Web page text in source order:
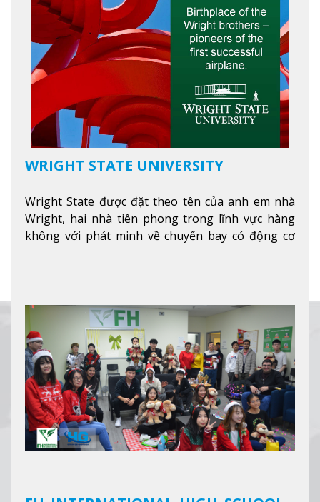
WRIGHT STATE UNIVERSITY
Wright State được đặt theo tên của anh em nhà
Wright, hai nhà tiên phong trong lĩnh vực hàng
không với phát minh về chuyến bay có động cơ